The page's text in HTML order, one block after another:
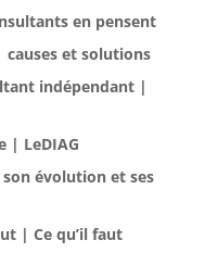
en pensent
et solutions
indépendant |
| LeDIAG
évolution et ses
| Ce qu’il faut